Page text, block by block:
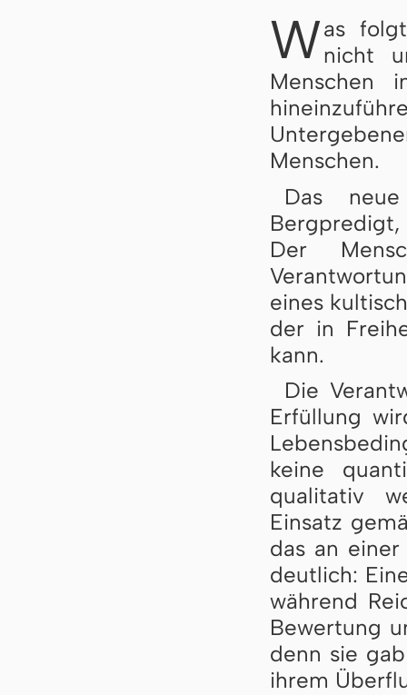
Was
nicht
Menschen
Menschen.
Das
Der
eines
der in
kann.
Die
Erfüllung
keine
qualitativ
Einsatz
das an
deutlich:
während
Bewertung
denn sie
ihrem